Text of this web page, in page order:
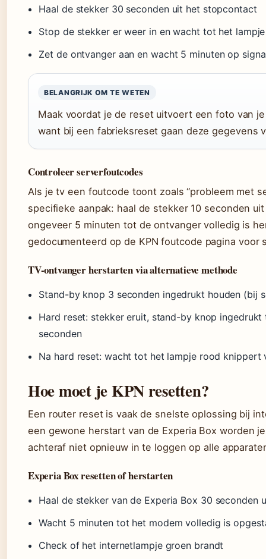
Haal de stekker 30 seconden uit het stopcontact
Stop de stekker er weer in en wacht tot het
Zet de ontvanger aan en wacht 5 minuten op
BELANGRIJK OM TE WETEN
Maak voordat je de reset uitvoert een foto van
want bij een fabrieksreset gaan deze gegevens
Controleer serverfoutcodes
Als je tv een foutcode toont zoals “probleem met
specifieke aanpak: haal de stekker 10 seconden
ongeveer 5 minuten tot de ontvanger volledig is
gedocumenteerd op de KPN foutcode pagina voor
TV-ontvanger herstarten via alternatieve methode
Stand-by knop 3 seconden ingedrukt houden (bij
Hard reset: stekker eruit, stand-by knop
seconden
Na hard reset: wacht tot het lampje rood knippert
Hoe moet je KPN resetten?
Een router reset is vaak de snelste oplossing bij
een gewone herstart van de Experia Box worden
achteraf niet opnieuw in te loggen op alle
Experia Box resetten of herstarten
Haal de stekker van de Experia Box 30 seconden
Wacht 5 minuten tot het modem volledig is
Check of het internetlampje groen brandt